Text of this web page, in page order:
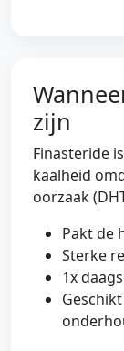
zijn
Finasteride
kaalheid
oorzaak
Pakt de
Sterke
1x